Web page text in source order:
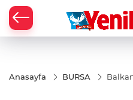
Anasayfa BURSA